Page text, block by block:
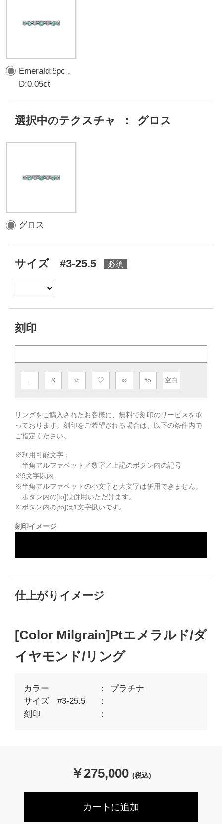
Emerald:5pc ,
D:0.05ct
選択中のテクスチャ ： グロス
グロス
サイズ #3-25.5
刻印
& ☆ ♡ ∞ to 空白
リングをご購入されたお客様に、無料で刻印のサービスを承
っております。 刻印をご希望される場合は、以下の条件内で
ご指定ください。
※利用可能文字：
半角アルファベット／数字／上記のボタン内の記号
※9文字以内
※半角アルファベットの小文字と大文字は併用できません。
ボタン内の[to]は併用いただけます。
※ボタン内の[to]は1文字扱いです。
刻印イメージ
仕上がりイメージ
[Color Milgrain]Ptエメラルド/ダ
イヤモンド/リング
カラー
プラチナ
サイズ #3-25.5
刻印
￥275,000 (税込)